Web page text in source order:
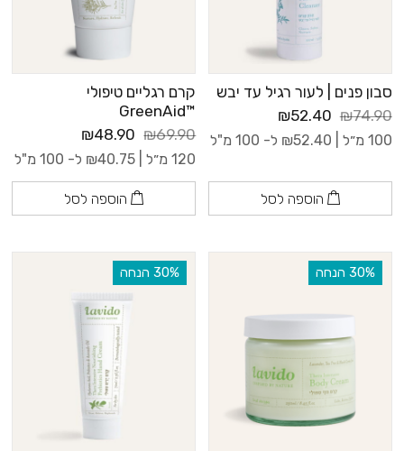
סבון פנים | לעור רגיל עד יבש
₪74.90
₪52.40
100 מ״ל | ₪52.40 ל- 100 מ"ל
הוספה לסל
קרם רגליים טיפולי
™GreenAid
₪69.90
₪48.90
120 מ״ל | ₪40.75 ל- 100 מ"ל
הוספה לסל
‫30% הנחה ‫30% הנחה